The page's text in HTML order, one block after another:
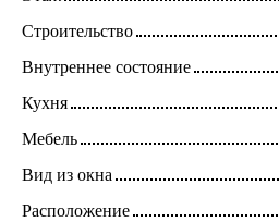
Строительство
Внутреннее состояние
Кухня
Мебель
Вид из окна
Расположение